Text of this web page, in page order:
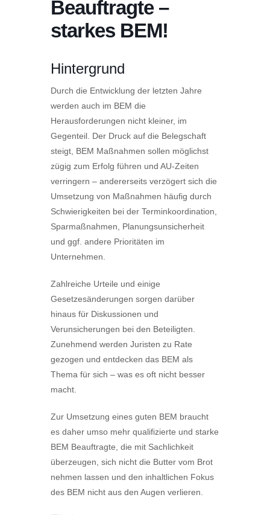
Beauftragte –
starkes BEM!
Hintergrund
Durch die Entwicklung der letzten Jahre
werden auch im BEM die
Herausforderungen nicht kleiner, im
Gegenteil. Der Druck auf die Belegschaft
steigt, BEM Maßnahmen sollen möglichst
zügig zum Erfolg führen und AU-Zeiten
verringern – andererseits verzögert sich die
Umsetzung von Maßnahmen häufig durch
Schwierigkeiten bei der Terminkoordination,
Sparmaßnahmen, Planungsunsicherheit
und ggf. andere Prioritäten im
Unternehmen.
Zahlreiche Urteile und einige
Gesetzesänderungen sorgen darüber
hinaus für Diskussionen und
Verunsicherungen bei den Beteiligten.
Zunehmend werden Juristen zu Rate
gezogen und entdecken das BEM als
Thema für sich – was es oft nicht besser
macht.
Zur Umsetzung eines guten BEM braucht
es daher umso mehr qualifizierte und starke
BEM Beauftragte, die mit Sachlichkeit
überzeugen, sich nicht die Butter vom Brot
nehmen lassen und den inhaltlichen Fokus
des BEM nicht aus den Augen verlieren.